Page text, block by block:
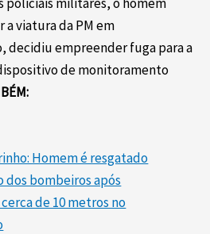
a viatura da PM em
decidiu empreender fuga para a
de monitoramento
Homem é resgatado
bombeiros após
de 10 metros no